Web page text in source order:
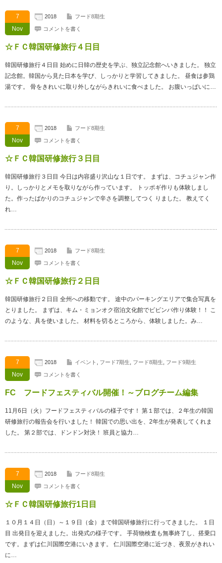
7
Nov
2018 フード8期生
コメントを書く
☆ＦＣ韓国研修旅行４日目
韓国研修旅行４日目 始めに日韓の歴史を学ぶ、独立記念館へいきました。 独立
記念館。韓国から見た日本を学び、しっかりと学習してきました。 昼食は参鶏
湯です。 骨をきれいに取り外しながらきれいに食べました。 お腹いっぱいに…
7
Nov
2018 フード8期生
コメントを書く
☆ＦＣ韓国研修旅行３日目
韓国研修旅行３日目 今日は内容盛り沢山な１日です。 まずは、コチュジャン作
り。しっかりとメモを取りながら作っています。 トッポギ作りも体験しまし
た。作ったばかりのコチュジャンで辛さを調整してつく りました。 教えてく
れ…
7
Nov
2018 フード8期生
コメントを書く
☆ＦＣ韓国研修旅行２日目
韓国研修旅行２日目 全州への移動です。 途中のパーキングエリアで集合写真を
とりました。 まずは、キム・ミョンオク宿泊文化館でビビンバ作り体験！！ こ
のような、具を使いました。 材料を切るところから、体験しました。み…
7
Nov
2018 イベント フード7期生 フード8期生 フード9期生
コメントを書く
FC フードフェスティバル開催！～ブログチーム編集
11月6日（火）フードフェスティバルの様子です！ 第１部では、２年生の韓国
研修旅行の報告会を行いました！ 韓国での思い出を、2年生が発表してくれま
した。 第２部では、ドンドン対決！ 班員と協力…
7
Nov
2018 フード8期生
コメントを書く
☆ＦＣ韓国研修旅行1日目
１０月１４日（日）～１９日（金）まで韓国研修旅行に行ってきました。 １日
目 出発日を迎えました。出発式の様子です。 手荷物検査も無事終了し、搭乗口
です。まずは仁川国際空港にいきます。 仁川国際空港に近づき、夜景がきれい
に…